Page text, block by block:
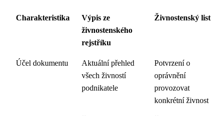
Charakteristika
Výpis ze
živnostenského
rejstříku
Živnostenský list
Účel dokumentu
Aktuální přehled
všech živností
podnikatele
Potvrzení o
oprávnění
provozovat
konkrétní živnost